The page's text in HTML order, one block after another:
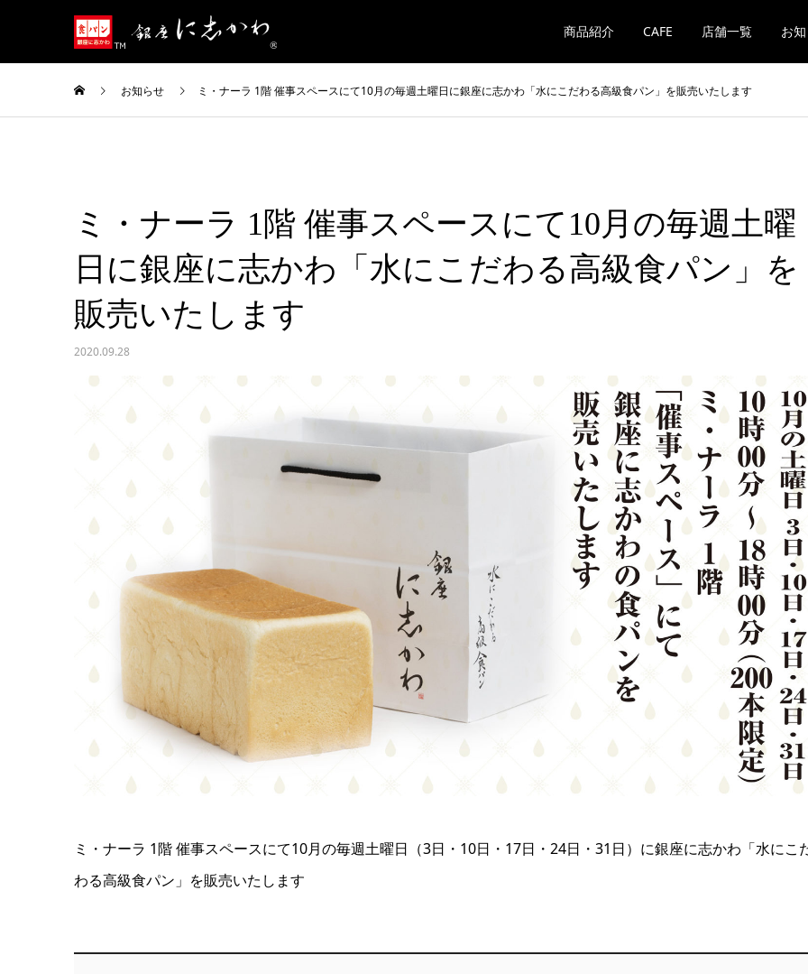
商品紹介 CAFE 店舗一覧 お
お知らせ ミ・ナーラ 1階 催事スペースにて10月の毎週土曜日に銀座に志かわ「水にこだわる高級食パン」を販売いたします
ミ・ナーラ 1階 催事スペースにて10月の毎週土曜
日に銀座に志かわ「水にこだわる高級食パン」を
販売いたします
2020.09.28
ミ・ナーラ 1階 催事スペースにて10月の毎週土曜日（3日・10日・17日・24日・31日）に銀座に志かわ「水にこ
わる高級食パン」を販売いたします